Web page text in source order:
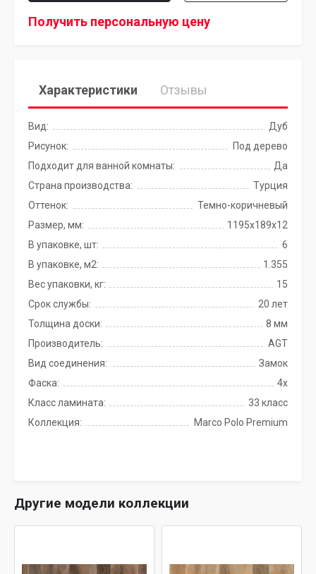
Получить персональную цену
Характеристики Отзывы
Вид:
Дуб
Рисунок:
Под дерево
Подходит для ванной комнаты:
Да
Страна производства:
Турция
Оттенок:
Темно-коричневый
Размер, мм:
1195x189x12
В упаковке, шт:
6
В упаковке, м2:
1.355
Вес упаковки, кг:
15
Срок службы:
20 лет
Толщина доски:
8 мм
Производитель:
AGT
Вид соединения:
Замок
Фаска:
4x
Класс ламината:
33 класс
Коллекция:
Marco Polo Premium
Другие модели коллекции